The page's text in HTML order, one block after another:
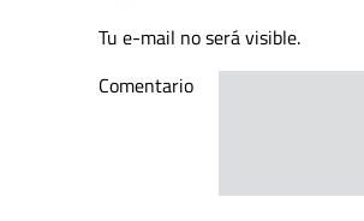
Tu e-mail no será visible.
Comentario